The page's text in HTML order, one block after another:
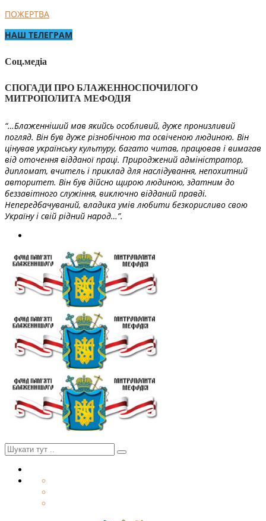
ПОЖЕРТВА
НАШ ТЕЛЕГРАМ
Соц.медіа
СПОГАДИ ПРО БЛАЖЕННОСПОЧИЛОГО
МИТРОПОЛИТА МЕФОДІЯ
“…Блаженніший мав якийсь особливий, дуже пронизливий
погляд. Він був дуже різнобічною та освіченою людиною. Він
цінував українську культуру, багато читав, працював і вимагав
від оточення відданої праці. Природжений адміністратор,
дипломат, вчитель і приклад для наслідування, непохитний
авторитет. Він був дійсно щирою людиною, здатним до
беззавітного служіння, виключно відданий правді.
Непередбачуваний, владика умів любити безкорисливо свою
Україну і свій рідний народ…”.